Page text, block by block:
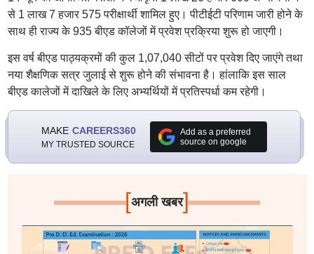
से 1 लाख 7 हजार 575 परीक्षार्थी शामिल हुए। पीटीईटी परिणाम जारी होने के
साथ ही राज्य के 935 बीएड कॉलेजों में प्रवेश प्रक्रिया शुरू हो जाएगी।
इस वर्ष बीएड पाठ्यक्रमों की कुल 1,07,040 सीटों पर प्रवेश दिए जाएंगे तथा
नया शैक्षणिक सत्र जुलाई से शुरू होने की संभावना है। हांलाकि इस साल
बीएड कालेजों में दाखिले के लिए अभ्यर्थियों में प्रतिस्पर्धा कम रहेगी।
MAKE CAREERS360
MY TRUSTED SOURCE
Add as a preferred
source on google
[अगली खबर]